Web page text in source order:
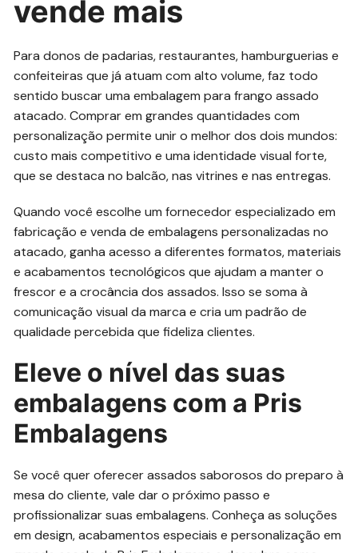
vende mais
Para donos de padarias, restaurantes, hamburguerias e
confeiteiras que já atuam com alto volume, faz todo
sentido buscar uma embalagem para frango assado
atacado. Comprar em grandes quantidades com
personalização permite unir o melhor dos dois mundos:
custo mais competitivo e uma identidade visual forte,
que se destaca no balcão, nas vitrines e nas entregas.
Quando você escolhe um fornecedor especializado em
fabricação e venda de embalagens personalizadas no
atacado, ganha acesso a diferentes formatos, materiais
e acabamentos tecnológicos que ajudam a manter o
frescor e a crocância dos assados. Isso se soma à
comunicação visual da marca e cria um padrão de
qualidade percebida que fideliza clientes.
Eleve o nível das suas
embalagens com a Pris
Embalagens
Se você quer oferecer assados saborosos do preparo à
mesa do cliente, vale dar o próximo passo e
profissionalizar suas embalagens. Conheça as soluções
em design, acabamentos especiais e personalização em